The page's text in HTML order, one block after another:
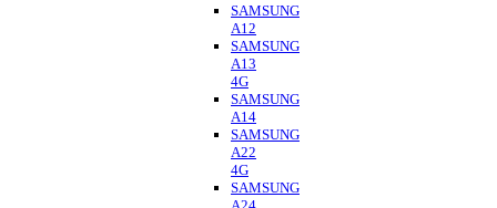
SAMSUNG
A12
SAMSUNG
A13
4G
SAMSUNG
A14
SAMSUNG
A22
4G
SAMSUNG